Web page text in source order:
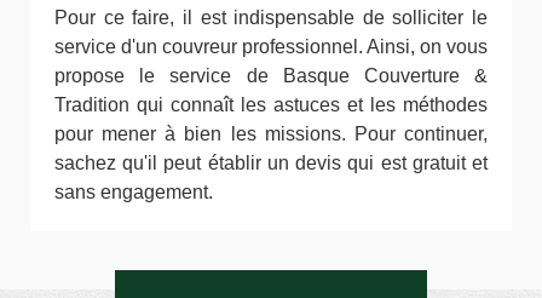
Pour ce faire, il est indispensable de solliciter le
service d'un couvreur professionnel. Ainsi, on vous
propose le service de Basque Couverture &
Tradition qui connaît les astuces et les méthodes
pour mener à bien les missions. Pour continuer,
sachez qu'il peut établir un devis qui est gratuit et
sans engagement.